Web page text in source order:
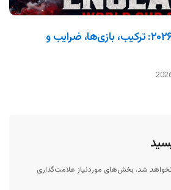
انگلیس در جام جهانی ۲۰۲۶: ترکیب، بازی‌ها، ضرایب و
شد. بخش‌های موردنیاز علامت‌گذاری